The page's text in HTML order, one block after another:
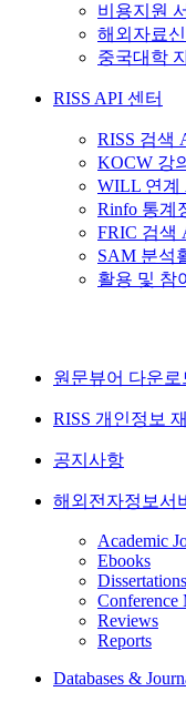
비용지원
해외자료
중국대학
RISS API 센터
RISS 검색
KOCW 강
WILL 연계
Rinfo 통계
FRIC 검색
SAM 분석
활용 및 참
원문뷰어 다운로
RISS 개인정보
공지사항
해외전자정보서
Academic
Ebooks
Dissertations
Conference
Reviews
Reports
Databases &